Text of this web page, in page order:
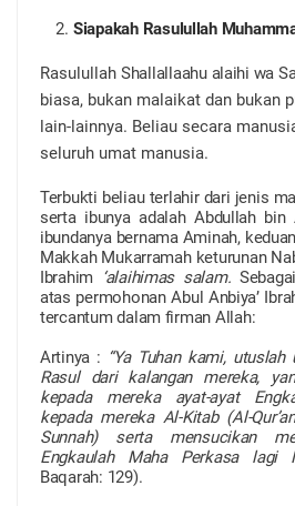
Siapakah Rasulullah
Rasulullah Shallallaahu alaihi wa
biasa, bukan malaikat dan bukan
lain-lainnya. Beliau secara
seluruh umat manusia.
Terbukti beliau terlahir dari jenis
serta ibunya adalah Abdullah bin
ibundanya bernama Aminah,
Makkah Mukarramah keturunan
Ibrahim ‘alaihimas salam.
atas permohonan Abul Anbiya’
tercantum dalam firman Allah:
Artinya : “Ya Tuhan kami,
Rasul dari kalangan mereka,
kepada mereka ayat-ayat
kepada mereka Al-Kitab (Al-
Sunnah) serta mensucikan
Engkaulah Maha Perkasa lagi
Baqarah: 129).